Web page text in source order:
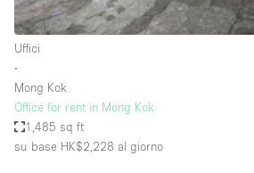
Magazzino
Negozio in centro commerciale
Sala conferenze
Sala riunioni
Uffici
∙
Mong Kok
Office for rent in Mong Kok
1,485 sq ft
su base HK$2,228 al giorno